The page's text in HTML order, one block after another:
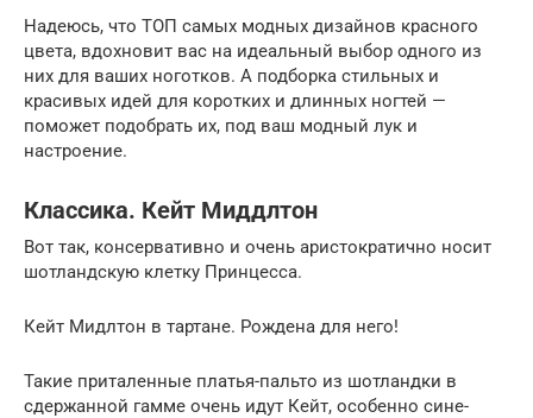
Надеюсь, что ТОП самых модных дизайнов красного
цвета, вдохновит вас на идеальный выбор одного из
них для ваших ноготков. А подборка стильных и
красивых идей для коротких и длинных ногтей —
поможет подобрать их, под ваш модный лук и
настроение.
Классика. Кейт Миддлтон
Вот так, консервативно и очень аристократично носит
шотландскую клетку Принцесса.
Кейт Мидлтон в тартане. Рождена для него!
Такие приталенные платья-пальто из шотландки в
сдержанной гамме очень идут Кейт, особенно сине-